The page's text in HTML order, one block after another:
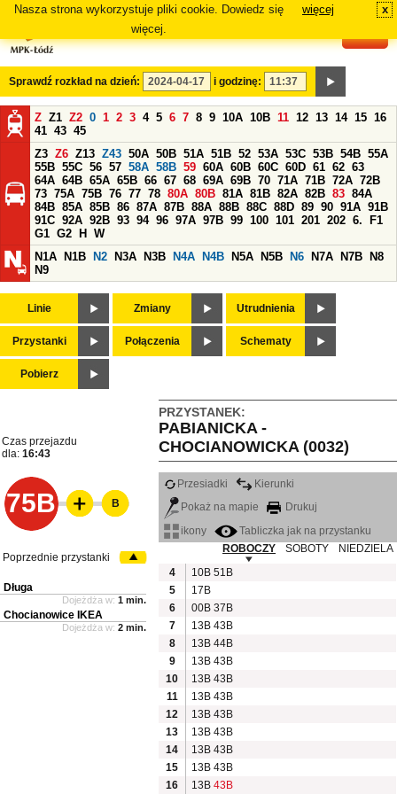
Nasza strona wykorzystuje pliki cookie. Dowiedz się
więcej.
więcej x
Sprawdź rozkład na dzień: i godzinę:
Z Z1 Z2 0 1 2 3 4 5 6 7 8 9 10A 10B 11 12 13 14 15 16
41 43 45
Z3 Z6 Z13 Z43 50A 50B 51A 51B 52 53A 53C 53B 54B 55A
55B 55C 56 57 58A 58B 59 60A 60B 60C 60D 61 62 63
64A 64B 65A 65B 66 67 68 69A 69B 70 71A 71B 72A 72B
73 75A 75B 76 77 78 80A 80B 81A 81B 82A 82B 83 84A
84B 85A 85B 86 87A 87B 88A 88B 88C 88D 89 90 91A 91B
91C 92A 92B 93 94 96 97A 97B 99 100 101 201 202 6.
F1
G1 G2 H
W
N1A
N1B N2 N3A N3B N4A N4B N5A N5B N6 N7A N7B
N8
N9
Linie Zmiany Utrudnienia
Przystanki Połączenia Schematy
Pobierz
PRZYSTANEK:
PABIANICKA -
CHOCIANOWICKA (0032)
Czas przejazdu
dla: 16:43
75B
Przesiadki
Kierunki
Pokaż na mapie
Drukuj
ikony
Tabliczka jak na przystanku
ROBOCZY
SOBOTY
NIEDZIELA
4
10B 51B
5
17B
6
00B 37B
7
13B 43B
8
13B 44B
9
13B 43B
10
13B 43B
11
13B 43B
12
13B 43B
13
13B 43B
14
13B 43B
15
13B 43B
16
13B 43B
B
Poprzednie przystanki
Długa
Dojeżdża w: 1 min.
Chocianowice IKEA
Dojeżdża w: 2 min.